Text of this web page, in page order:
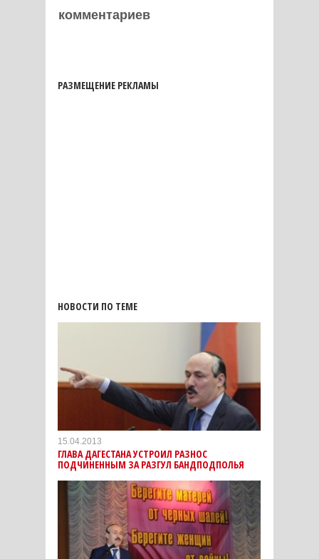
комментариев
РАЗМЕЩЕНИЕ РЕКЛАМЫ
НОВОСТИ ПО ТЕМЕ
15.04.2013
ГЛАВА ДАГЕСТАНА УСТРОИЛ РАЗНОС
ПОДЧИНЕННЫМ ЗА РАЗГУЛ БАНДПОДПОЛЬЯ